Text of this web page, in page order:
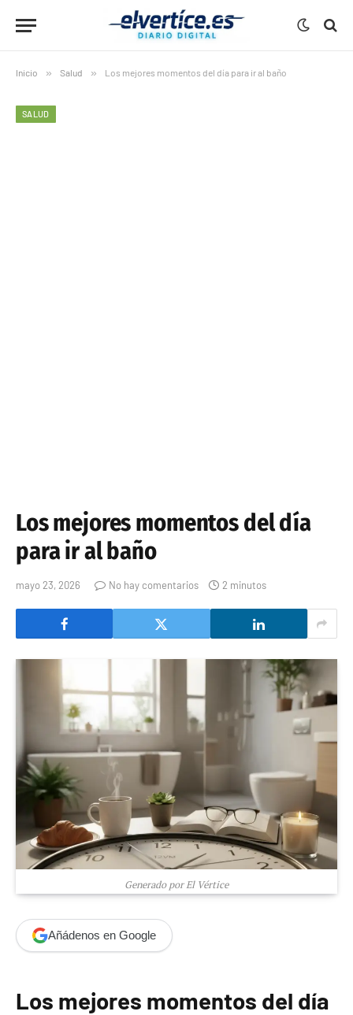
Inicio » Salud » Los mejores momentos del día para ir al baño
SALUD
Los mejores momentos del día
para ir al baño
mayo 23, 2026 No hay comentarios 2 minutos
Generado por El Vértice
Añádenos en Google
Los mejores momentos del día